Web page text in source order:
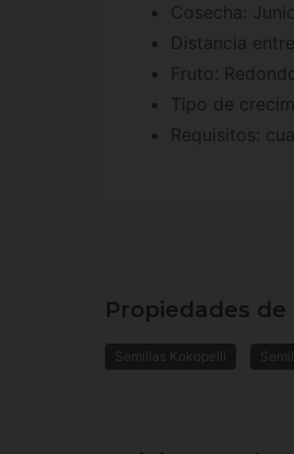
Cosecha:
Distancia
Fruto:
Tipo de
Requisitos:
Propiedades de
Semillas Kokopelli